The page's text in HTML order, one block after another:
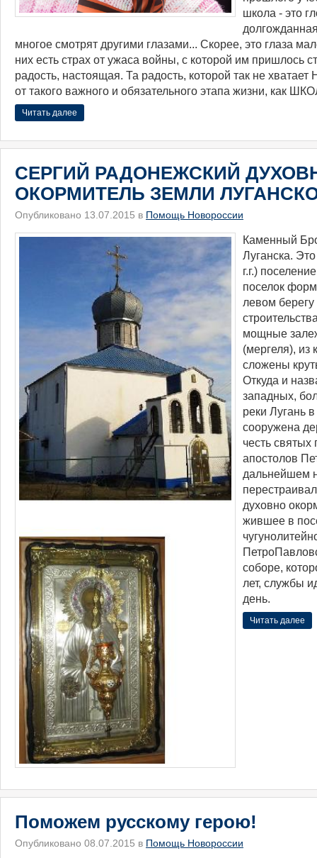
школа - это
многое смотрят другими глазами... Скорее, это глаза
них есть страх от ужаса войны, с которой им пришлось
радость, настоящая. Та радость, которой так не
от такого важного и обязательного этапа жизни, как
Читать далее
СЕРГИЙ РАДОНЕЖСКИЙ
ОКОРМИТЕЛЬ ЗЕМЛИ
Опубликовано 13.07.2015 в Помощь Новороссии
​Каменный
Луганска.
г.г.)
поселок
левом
мощные
(мергеля), из
сложены
Откуда и
западных,
реки Лугань
сооружена
честь
апостолов
дальнейшем
духовно
жившее в
соборе,
лет, службы
день.
Читать далее
Поможем русскому герою!
Опубликовано 08.07.2015 в Помощь Новороссии